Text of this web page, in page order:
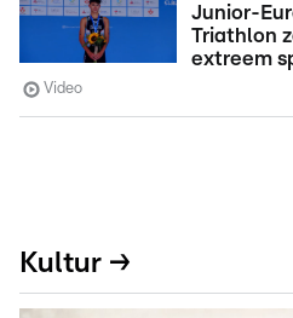
Junior-
Triathlon
extreem
Video
Kultur →